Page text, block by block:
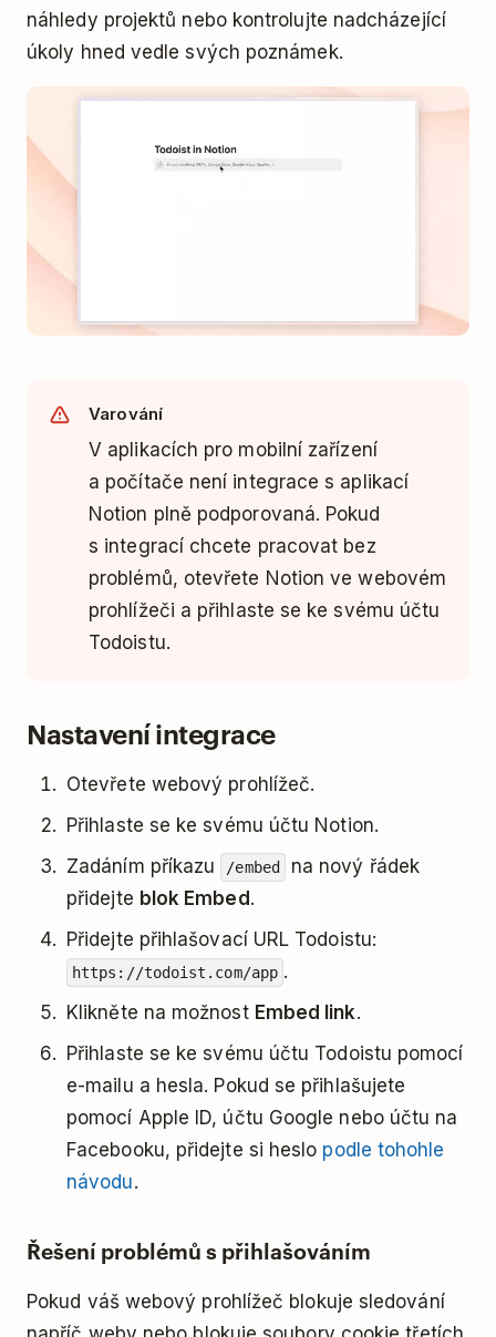
náhledy projektů nebo kontrolujte nadcházející
úkoly hned vedle svých poznámek.
Varování
V aplikacích pro mobilní zařízení
a počítače není integrace s aplikací
Notion plně podporovaná. Pokud
s integrací chcete pracovat bez
problémů, otevřete Notion ve webovém
prohlížeči a přihlaste se ke svému účtu
Todoistu.
Nastavení integrace
Otevřete webový prohlížeč.
Přihlaste se ke svému účtu Notion.
Zadáním příkazu
/embed
na nový řádek
přidejte blok Embed.
Přidejte přihlašovací URL Todoistu:
https://todoist.com/app .
Klikněte na možnost Embed link.
Přihlaste se ke svému účtu Todoistu pomocí
e-mailu a hesla. Pokud se přihlašujete
pomocí Apple ID, účtu Google nebo účtu na
Facebooku, přidejte si heslo podle tohohle
návodu.
Řešení problémů s přihlašováním
Pokud váš webový prohlížeč blokuje sledování